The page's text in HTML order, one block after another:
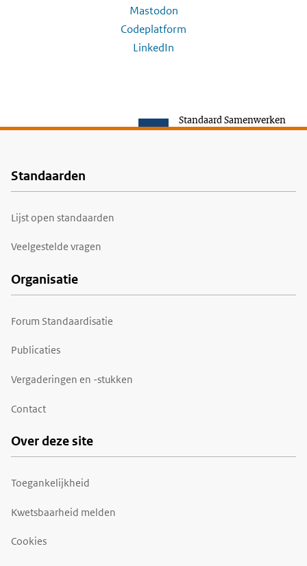
Mastodon
Codeplatform
LinkedIn
Standaard Samenwerken
Voet
Standaarden
Lijst open standaarden
Veelgestelde vragen
Organisatie
Forum Standaardisatie
Publicaties
Vergaderingen en -stukken
Contact
Over deze site
Toegankelijkheid
Kwetsbaarheid melden
Cookies